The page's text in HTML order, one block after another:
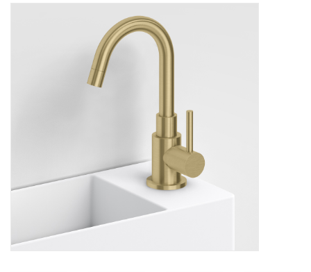
Lave-mains
Robinets & vidanges
pièce de rechange